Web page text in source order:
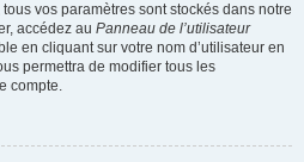
vos paramètres sont stockés dans notre
accédez au Panneau de l’utilisateur
en cliquant sur votre nom d’utilisateur en
permettra de modifier tous les
compte.